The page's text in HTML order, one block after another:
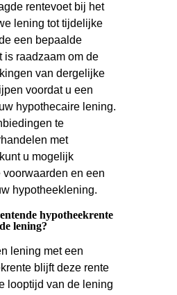
rentevoet bij het
lening tot tijdelijke
een bepaalde
is raadzaam om de
van dergelijke
voordat u een
hypothecaire lening.
te
met
u mogelijk
en een
hypotheeklening.
hypotheekrente
lening?
lening met een
blijft deze rente
looptijd van de lening